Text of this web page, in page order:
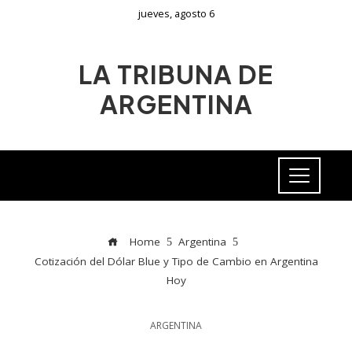
jueves, agosto 6
LA TRIBUNA DE
ARGENTINA
Home
Argentina
Cotización del Dólar Blue y Tipo de Cambio en Argentina
Hoy
ARGENTINA